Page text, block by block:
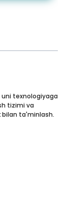
texnologiyaga
tizimi va
bilan ta'minlash.